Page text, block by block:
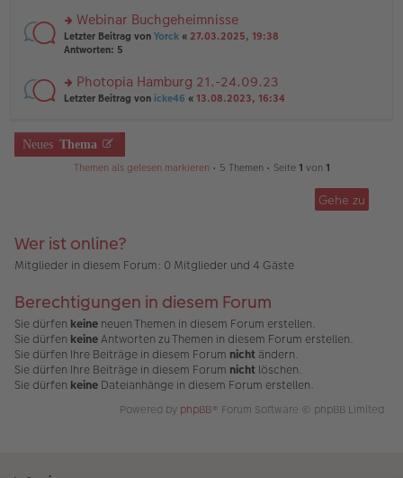
tr
a
g
e
n
er
tr
a
n
g
el
e
n
ei
tr
rs
te
n
g
es
e
n
g
Webinar Buchgeheimnisse
Letzter Beitrag von Yorck « 27.03.2025, 19:38
Antworten: 5
rs
u
n
B
tr
g
Photopia Hamburg 21.-24.09.23
Letzter Beitrag von icke46 « 13.08.2023, 16:34
Neues Thema
Themen als gelesen markieren• 5 Themen • Seite 1 von 1
Gehe zu
Wer ist online?
Mitglieder in diesem Forum: 0 Mitglieder und 4 Gäste
Berechtigungen in diesem Forum
Sie dürfen keine neuen Themen in diesem Forum erstellen.
Sie dürfen keineAntworten zu Themen in diesem Forum erstellen.
Sie dürfen Ihre Beiträge in diesem Forum nicht ändern.
Sie dürfen Ihre Beiträge in diesem Forum nicht löschen.
Sie dürfen keine Dateianhänge in diesem Forum erstellen.
Powered by phpBB® Forum Software © phpBB Limited